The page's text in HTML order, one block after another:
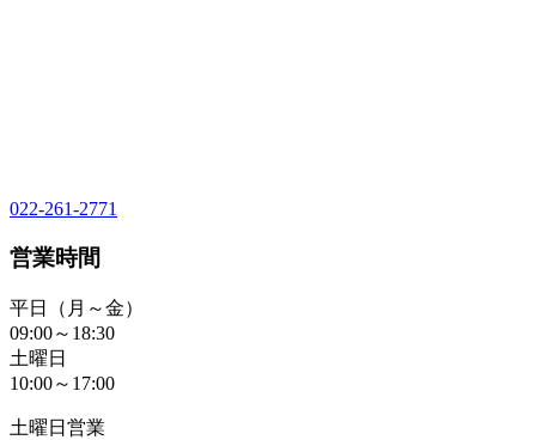
022-261-2771
営業時間
平日（月～金）
09:00～18:30
土曜日
10:00～17:00
土曜日営業